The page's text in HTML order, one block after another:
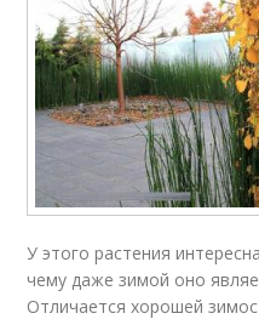
У этого растения
чему даже зимой оно
Отличается хорошей